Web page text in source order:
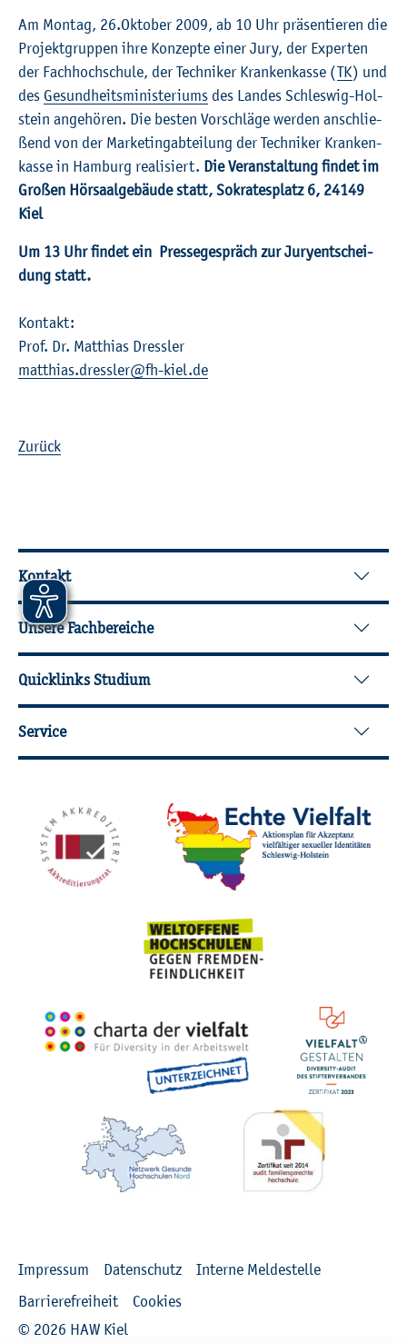
Am Mon­tag, 26.​Oktober 2009, ab 10 Uhr prä­sen­tie­ren die
Pro­jekt­grup­pen ihre Kon­zep­te einer Jury, der Ex­per­ten
der Fach­hoch­schu­le, der Tech­ni­ker Kran­ken­kas­se (TK) und
des Ge­sund­heits­mi­nis­te­ri­ums des Lan­des Schles­wig-Hol­
stein an­ge­hö­ren. Die bes­ten Vor­schlä­ge wer­den an­schlie­
ßend von der Mar­ke­ting­ab­tei­lung der Tech­ni­ker Kran­ken­
kas­se in Ham­burg rea­li­siert. Die Ver­an­stal­tung fin­det im
Gro­ßen Hör­saal­ge­bäu­de statt, So­kra­tes­platz 6, 24149
Kiel
Um 13 Uhr fin­det ein Pres­se­ge­spräch zur Ju­ry­ent­schei­
dung statt.
Kon­takt:
Prof. Dr. Mat­thi­as Dress­ler
mat­thi­as.​dressler@​fh-​kiel.​de
Zu­rück
Wei­ter­füh­ren­de In­for­ma­tio­nen
Kontakt
Unsere Fachbereiche
Quicklinks Studium
Service
Mit­glied­schaf­ten,
Im­pres­sum Da­ten­schutz
In­ter­ne Mel­de­stel­le
Bar­rie­re­frei­heit
Coo­kies
© 2026 HAW Kiel